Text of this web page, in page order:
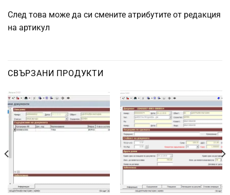
След това може да си смените атрибутите от редакция
на артикул
СВЪРЗАНИ ПРОДУКТИ